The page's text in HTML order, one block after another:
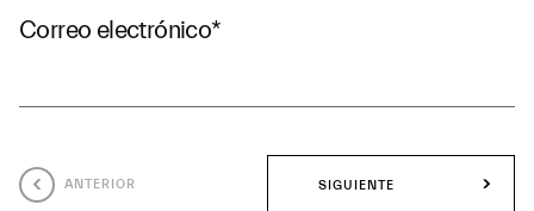
Correo electrónico*
ANTERIOR SIGUIENTE